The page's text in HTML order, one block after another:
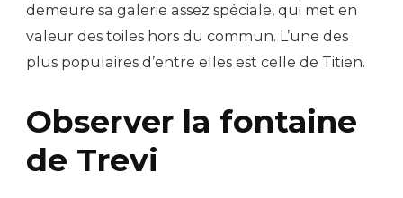
demeure sa galerie assez spéciale, qui met en
valeur des toiles hors du commun. L’une des
plus populaires d’entre elles est celle de Titien.
Observer la fontaine
de Trevi